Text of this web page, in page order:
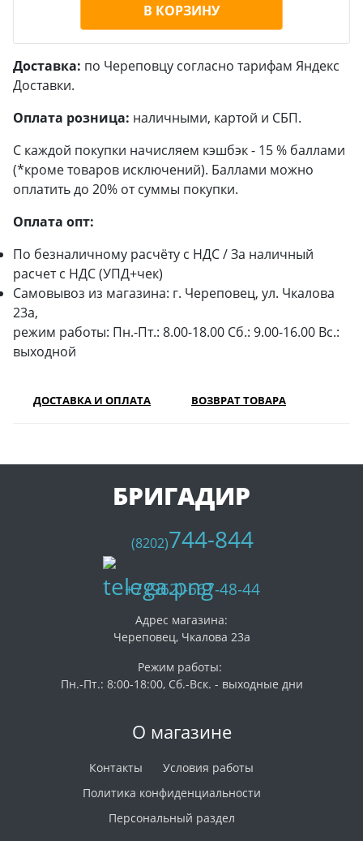
В КОРЗИНУ
Доставка: по Череповцу согласно тарифам Яндекс
Доставки.
Оплата розница: наличными, картой и СБП.
С каждой покупки начисляем кэшбэк - 15 % баллами
(*кроме товаров исключений). Баллами можно
оплатить до 20% от суммы покупки.
Оплата опт:
По безналичному расчёту с НДС / За наличный
расчет с НДС (УПД+чек)
Самовывоз из магазина: г. Череповец, ул. Чкалова
23а,
режим работы: Пн.-Пт.: 8.00-18.00 Сб.: 9.00-16.00 Вс.:
выходной
ДОСТАВКА И ОПЛАТА ВОЗВРАТ ТОВАРА
О магазине
Контакты
Условия работы
Политика конфиденциальности
Персональный раздел
БРИГАДИР
(8202)744-844
+7 (962)-667-48-44
Адрес магазина:
Череповец, Чкалова 23а
Режим работы:
Пн.-Пт.: 8:00-18:00, Сб.-Вск. - выходные дни